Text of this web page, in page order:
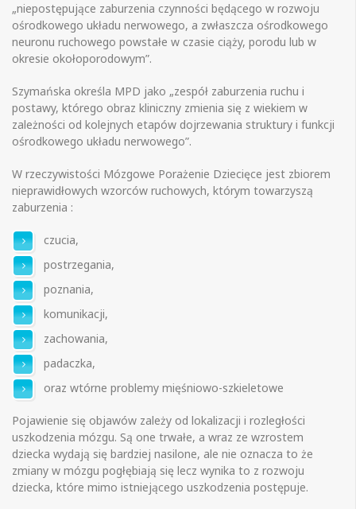
„niepostępujące zaburzenia czynności będącego w rozwoju
ośrodkowego układu nerwowego, a zwłaszcza ośrodkowego
neuronu ruchowego powstałe w czasie ciąży, porodu lub w
okresie okołoporodowym”.
Szymańska określa MPD jako „zespół zaburzenia ruchu i
postawy, którego obraz kliniczny zmienia się z wiekiem w
zależności od kolejnych etapów dojrzewania struktury i funkcji
ośrodkowego układu nerwowego”.
W rzeczywistości Mózgowe Porażenie Dziecięce jest zbiorem
nieprawidłowych wzorców ruchowych, którym towarzyszą
zaburzenia :
czucia,
postrzegania,
poznania,
komunikacji,
zachowania,
padaczka,
oraz wtórne problemy mięśniowo-szkieletowe
Pojawienie się objawów zależy od lokalizacji i rozległości
uszkodzenia mózgu. Są one trwałe, a wraz ze wzrostem
dziecka wydają się bardziej nasilone, ale nie oznacza to że
zmiany w mózgu pogłębiają się lecz wynika to z rozwoju
dziecka, które mimo istniejącego uszkodzenia postępuje.